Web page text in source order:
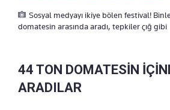
Sosyal medyayı ikiye bölen festival!
domatesin arasında aradı, tepkiler çığ gibi
44 TON DOMATESİN
ARADILAR